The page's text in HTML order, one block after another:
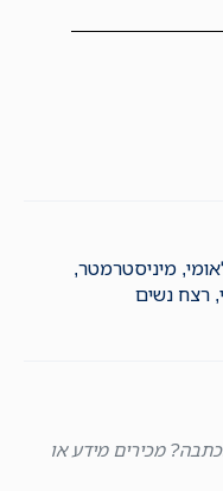
, מיניסטרמטר,
, רצח נשים
מכירים מידע או